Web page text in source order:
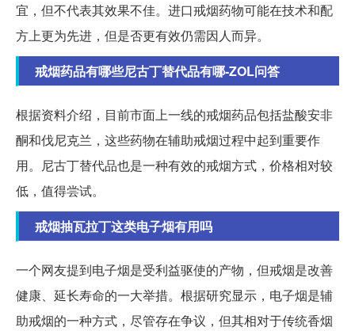
宜，但不代表其效果不佳。进口戒烟药物可能在技术和配
方上更为先进，但是否更有效仍需因人而异。
戒烟药品有哪些尼古丁替代品有哪-ZOL问答
根据资料介绍，目前市面上一线的戒烟药品包括盐酸安非
酮和伐尼克兰，这些药物在辅助戒烟过程中起到重要作
用。尼古丁替代品也是一种有效的戒烟方式，价格相对较
低，值得尝试。
戒烟抽瓦拉丁这类电子烟有用吗
一个网友提到电子烟是受利益驱使的产物，但戒烟是改善
健康、延长寿命的一大举措。根据研究显示，电子烟是辅
助戒烟的一种方式，尽管存在争议，但其相对于传统香烟